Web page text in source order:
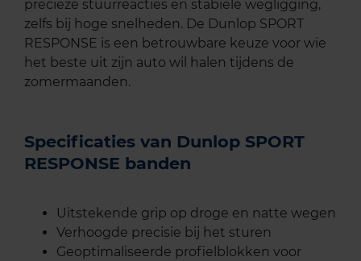
precieze stuurreacties en stabiele wegligging,
zelfs bij hoge snelheden. De Dunlop SPORT
RESPONSE is een betrouwbare keuze voor wie
het beste uit zijn auto wil halen tijdens de
zomermaanden.
Specificaties van Dunlop SPORT
RESPONSE banden
Uitstekende grip op droge en natte wegen
Verhoogde precisie bij het sturen
Geoptimaliseerde profielblokken voor